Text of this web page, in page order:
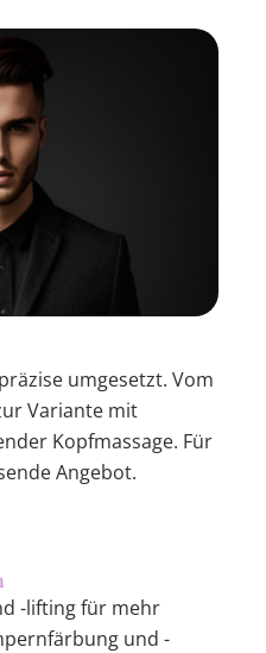
umgesetzt. Vom
Variante mit
Kopfmassage. Für
Angebot.
-lifting für mehr
und -